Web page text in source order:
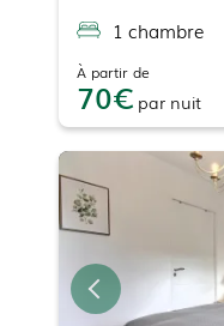
1 chambre
À partir de
70 par nuit